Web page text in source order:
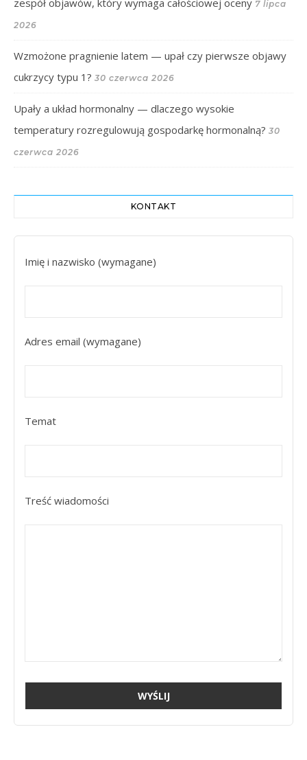
zespół objawów, który wymaga całościowej oceny 7 lipca
2026
Wzmożone pragnienie latem — upał czy pierwsze objawy
cukrzycy typu 1? 30 czerwca 2026
Upały a układ hormonalny — dlaczego wysokie
temperatury rozregulowują gospodarkę hormonalną? 30
czerwca 2026
KONTAKT
Imię i nazwisko (wymagane)
Adres email (wymagane)
Temat
Treść wiadomości